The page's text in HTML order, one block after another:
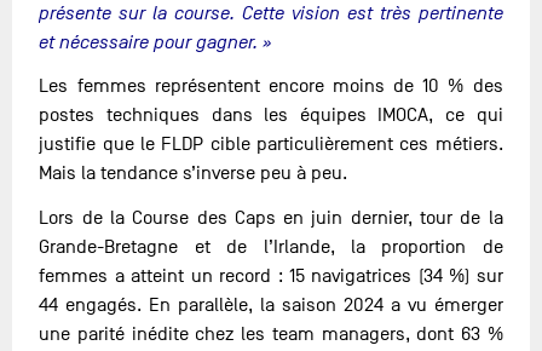
présente sur la course. Cette vision est très pertinente
et nécessaire pour gagner. »
Les femmes représentent encore moins de 10 % des
postes techniques dans les équipes IMOCA, ce qui
justifie que le FLDP cible particulièrement ces métiers.
Mais la tendance s’inverse peu à peu.
Lors de la Course des Caps en juin dernier, tour de la
Grande-Bretagne et de l’Irlande, la proportion de
femmes a atteint un record : 15 navigatrices (34 %) sur
44 engagés. En parallèle, la saison 2024 a vu émerger
une parité inédite chez les team managers, dont 63 %